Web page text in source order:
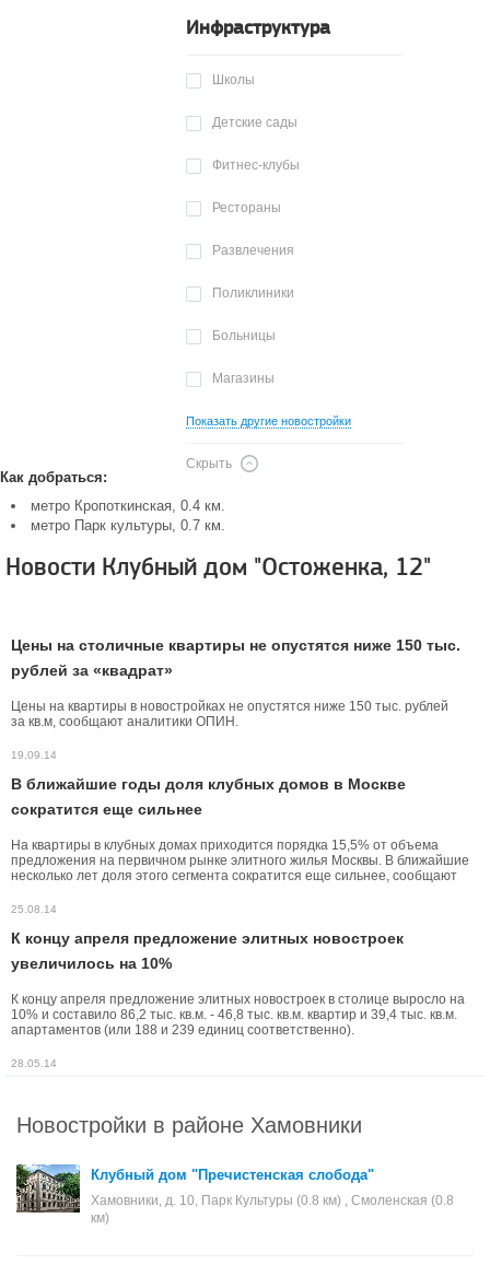
Инфраструктура
Школы
Детские сады
Фитнес-клубы
Рестораны
Развлечения
Поликлиники
Больницы
Магазины
Показать другие новостройки
Скрыть
Как добраться:
метро Кропоткинская, 0.4 км.
метро Парк культуры, 0.7 км.
Новости Клубный дом "Остоженка, 12"
Цены на столичные квартиры не опустятся ниже 150 тыс.
рублей за «квадрат»
Цены на квартиры в новостройках не опустятся ниже 150 тыс. рублей
за кв.м, сообщают аналитики ОПИН.
19.09.14
В ближайшие годы доля клубных домов в Москве
сократится еще сильнее
На квартиры в клубных домах приходится порядка 15,5% от объема
предложения на первичном рынке элитного жилья Москвы. В ближайшие
несколько лет доля этого сегмента сократится еще сильнее, сообщают
25.08.14
К концу апреля предложение элитных новостроек
увеличилось на 10%
К концу апреля предложение элитных новостроек в столице выросло на
10% и составило 86,2 тыс. кв.м. - 46,8 тыс. кв.м. квартир и 39,4 тыс. кв.м.
апартаментов (или 188 и 239 единиц соответственно).
28.05.14
Новостройки в районе Хамовники
Клубный дом "Пречистенская слобода"
Хамовники, д. 10, Парк Культуры (0.8 км) , Смоленская (0.8
км)